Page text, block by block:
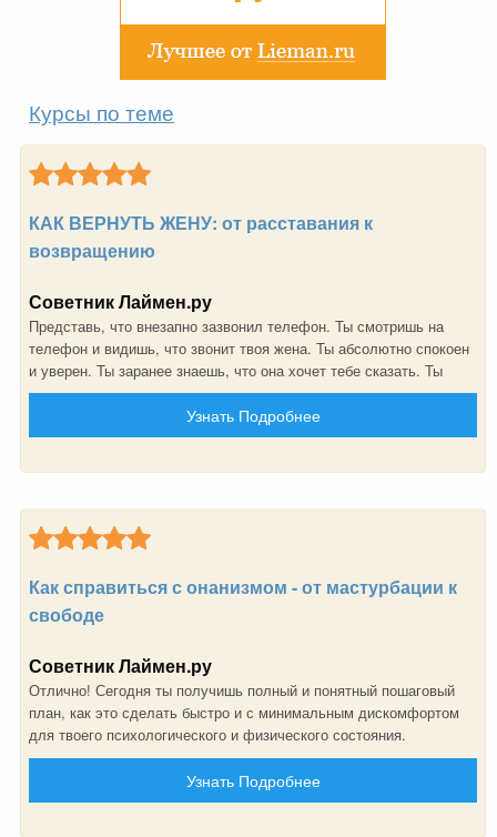
Курсы по теме
КАК ВЕРНУТЬ ЖЕНУ: от расставания к
возвращению
Советник Лаймен.ру
Представь, что внезапно зазвонил телефон. Ты смотришь на
телефон и видишь, что звонит твоя жена. Ты абсолютно спокоен
и уверен. Ты заранее знаешь, что она хочет тебе сказать. Ты
знаешь, что она хочет вернуться к тебе, она снова хочет быть с
тобой. И это не шутка, ты реально сможешь этого добиться!
Узнать Подробнее
Как справиться с онанизмом - от мастурбации к
свободе
Советник Лаймен.ру
Отлично! Сегодня ты получишь полный и понятный пошаговый
план, как это сделать быстро и с минимальным дискомфортом
для твоего психологического и физического состояния.
Узнать Подробнее